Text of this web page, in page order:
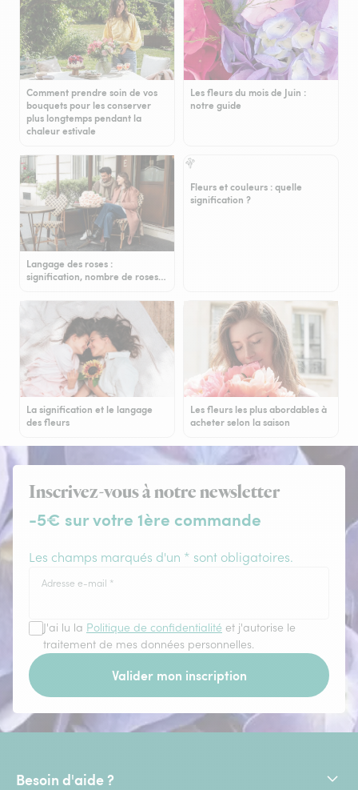
Comment prendre soin de vos
bouquets pour les conserver
plus longtemps pendant la
chaleur estivale
Les fleurs du mois de Juin :
notre guide
Langage des roses :
signification, nombre de roses…
Fleurs et couleurs : quelle
signification ?
La signification et le langage
des fleurs
Les fleurs les plus abordables à
acheter selon la saison
Inscrivez-vous à notre newsletter
-5€ sur votre 1ère commande
Les champs marqués d'un * sont obligatoires.
Adresse e-mail *
J'ai lu la Politique de confidentialité et j'autorise le
traitement de mes données personnelles.
Valider mon inscription
Besoin d'aide ?